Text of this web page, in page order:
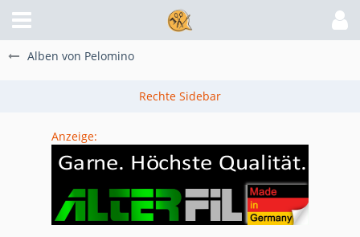
Alben von Pelomino
Anzeige: